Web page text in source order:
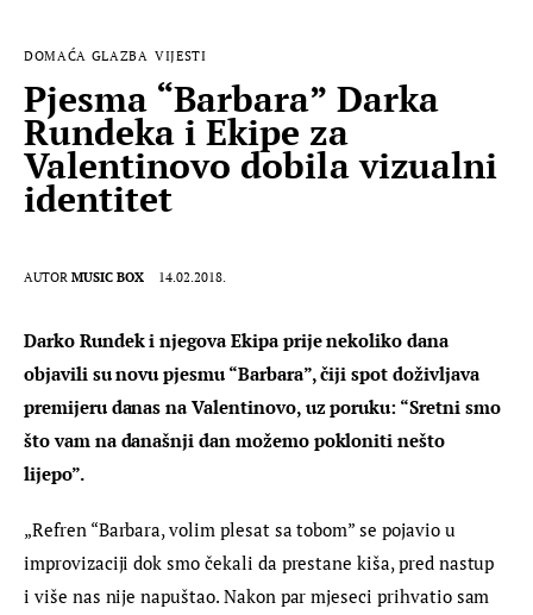
MUSIC BOX
DOMAĆA GLAZBA VIJESTI
Pjesma “Barbara” Darka
Rundeka i Ekipe za
Valentinovo dobila vizualni
identitet
AUTOR MUSIC BOX 14.02.2018.
Darko Rundek i njegova Ekipa prije nekoliko dana
objavili su novu pjesmu “Barbara”, čiji spot doživljava
premijeru danas na Valentinovo, uz poruku: “Sretni smo
što vam na današnji dan možemo pokloniti nešto
lijepo”.
„Refren “Barbara, volim plesat sa tobom” se pojavio u
improvizaciji dok smo čekali da prestane kiša, pred nastup
i više nas nije napuštao. Nakon par mjeseci prihvatio sam